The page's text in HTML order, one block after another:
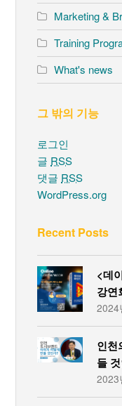
Marketing &
Training
What's news
그 밖의 기능
로그인
글 RSS
댓글 RSS
WordPress.org
Recent Posts
<데
강연
2024
인천
들
2023